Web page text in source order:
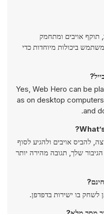
אויבים ומתחמק
ביכולות מיוחדות כדי
Yes, Web Hero can be
as on desktop
and
להביס אויבים ולהגיע לסוף
שלך, תגובה מהירה יותר